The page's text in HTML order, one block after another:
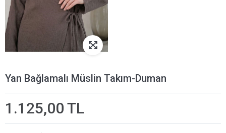
Yan Bağlamalı Müslin Takım-Duman
1.125,00 TL